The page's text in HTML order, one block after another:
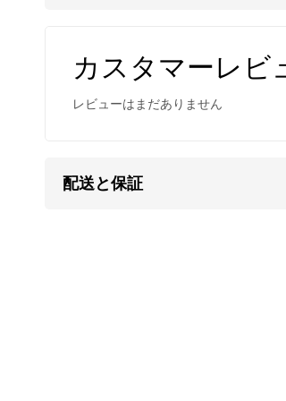
留め具には、高品質なスターリ
一般的なストッパーより、耐久
カスタマーレビ
レビューはまだありません
配送と保証